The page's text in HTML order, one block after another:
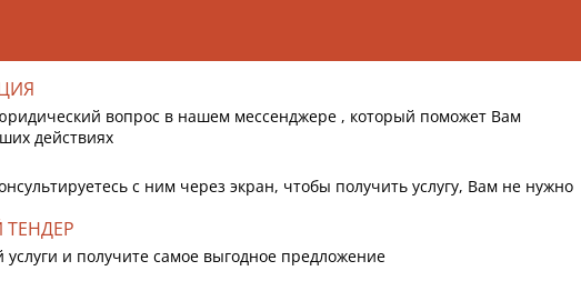
вопрос в нашем мессенджере , который поможет Вам
действиях
с ним через экран, чтобы получить услугу, Вам не нужно
и получите самое выгодное предложение